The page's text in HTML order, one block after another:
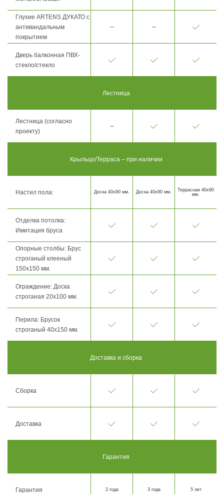
Глухие ARTENS ДУКАТО с
антивандальным
покрытием
Дверь балконная ПВХ-
стекло/стекло
Лестница
Лестница (согласно
проекту)
Крыльцо/Терраса – при наличии
Настил пола: Доска 40х90 мм. Доска 40х90 мм.
Террасная 40х90
мм.
Отделка потолка:
Имитация бруса
Опорные столбы: Брус
строганый клееный
150х150 мм.
Ограждение: Доска
строганая 20х100 мм.
Перила: Брусок
строганый 40х150 мм.
Доставка и сборка
Сборка
Доставка
Гарантия
Гарантия 2 года 3 года 5 лет